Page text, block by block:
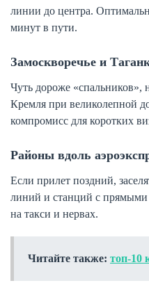
линии до центра.
минут в пути.
Замоскворечье и
Чуть дороже «спальников»,
Кремля при великолепной
компромисс для коротких
Районы вдоль
Если прилет поздний,
линий и станций с
на такси и нервах.
Читайте также: топ-10